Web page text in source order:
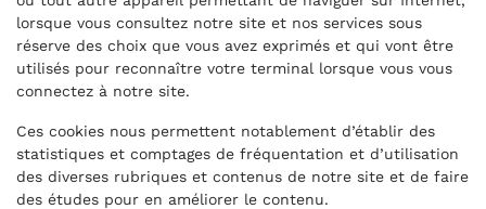
lorsque vous consultez notre site et nos services sous
réserve des choix que vous avez exprimés et qui vont être
utilisés pour reconnaître votre terminal lorsque vous vous
connectez à notre site.
Ces cookies nous permettent notablement d’établir des
statistiques et comptages de fréquentation et d’utilisation
des diverses rubriques et contenus de notre site et de faire
des études pour en améliorer le contenu.